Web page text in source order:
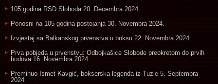
105 godina RSD Sloboda 20. Decembra 2024.
Ponosni na 105 godina postojanja 30. Novembra 2024.
Izvjestaj sa Balkanskog prvenstva u boksu 22. Novembra 2024.
Prva pobjeda u prvenstvu: Odbojkašice Slobode preokretom do prvih
bodova 16. Novembra 2024.
Preminuo Ismet Kavgić, bokserska legenda iz Tuzle 5. Septembra
2024.